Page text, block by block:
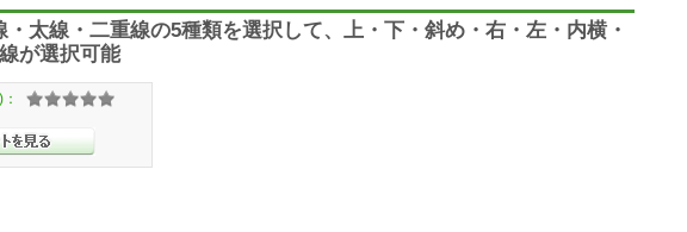
・太線・二重線の5種類を選択して、上・下・斜め・右・左・内横・
が選択可能